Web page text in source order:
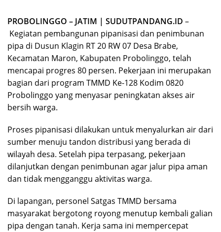
PROBOLINGGO – JATIM | SUDUTPANDANG.ID –
Kegiatan pembangunan pipanisasi dan penimbunan
pipa di Dusun Klagin RT 20 RW 07 Desa Brabe,
Kecamatan Maron, Kabupaten Probolinggo, telah
mencapai progres 80 persen. Pekerjaan ini merupakan
bagian dari program TMMD Ke-128 Kodim 0820
Probolinggo yang menyasar peningkatan akses air
bersih warga.
Proses pipanisasi dilakukan untuk menyalurkan air dari
sumber menuju tandon distribusi yang berada di
wilayah desa. Setelah pipa terpasang, pekerjaan
dilanjutkan dengan penimbunan agar jalur pipa aman
dan tidak mengganggu aktivitas warga.
Di lapangan, personel Satgas TMMD bersama
masyarakat bergotong royong menutup kembali galian
pipa dengan tanah. Kerja sama ini mempercepat